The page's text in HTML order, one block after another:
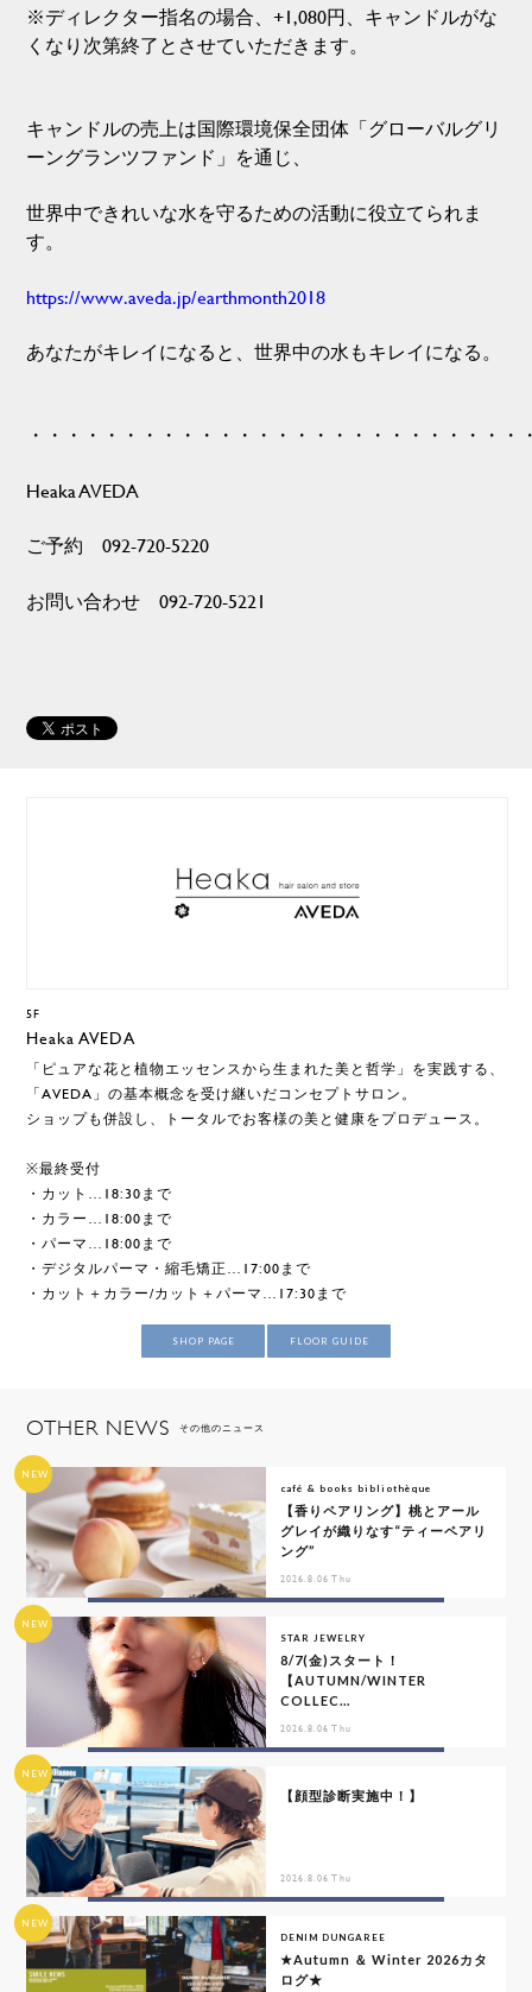
※ディレクター指名の場合、+1,080円、キャンドルがな
くなり次第終了とさせていただきます。
キャンドルの売上は国際環境保全団体「グローバルグリ
ーングランツファンド」を通じ、
世界中できれいな水を守るための活動に役立てられま
す。
https://www.aveda.jp/earthmonth2018
あなたがキレイになると、世界中の水もキレイになる。
・・・・・・・・・・・・・・・・・・・・・・・・・・
Heaka AVEDA
ご予約 092-720-5220
お問い合わせ 092-720-5221
5F
Heaka AVEDA
「ピュアな花と植物エッセンスから生まれた美と哲学」を実践する、
「AVEDA」の基本概念を受け継いだコンセプトサロン。
ショップも併設し、トータルでお客様の美と健康をプロデュース。
※最終受付
・カット…18:30まで
・カラー…18:00まで
・パーマ…18:00まで
・デジタルパーマ・縮毛矯正…17:00まで
・カット＋カラー/カット＋パーマ…17:30まで
SHOP PAGE FLOOR GUIDE
OTHER NEWS その他のニュース
NEW
café & books bibliothèque
【香りペアリング】桃とアール
グレイが織りなす“ティーペアリ
ング”
2026.8.06 Thu
NEW
STAR JEWELRY
8/7(金)スタート！
【AUTUMN/WINTER
COLLEC...
2026.8.06 Thu
NEW
【顔型診断実施中！】
2026.8.06 Thu
NEW
DENIM DUNGAREE
★Autumn ＆ Winter 2026カタ
ログ★